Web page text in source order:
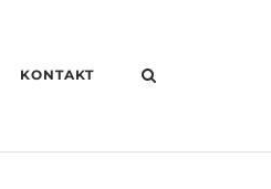
KONTAKT